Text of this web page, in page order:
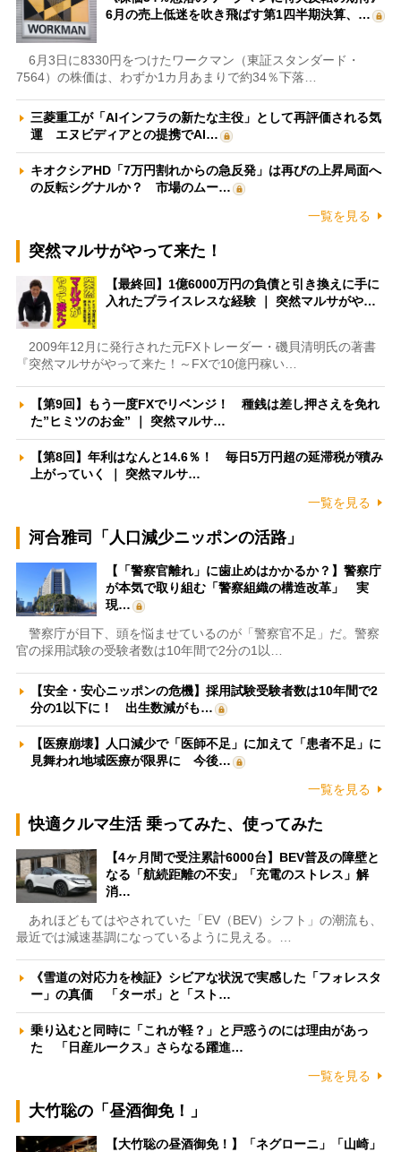
6月の売上低迷を吹き飛ばす第1四半期決算、…
6月3日に8330円をつけたワークマン（東証スタンダード・
7564）の株価は、わずか1カ月あまりで約34％下落…
三菱重工が「AIインフラの新たな主役」として再評価される気
運 エヌビディアとの提携でAI…
キオクシアHD「7万円割れからの急反発」は再びの上昇局面へ
の反転シグナルか？ 市場のムー…
一覧を見る
突然マルサがやって来た！
【最終回】1億6000万円の負債と引き換えに手に
入れたプライスレスな経験 ｜ 突然マルサがや…
2009年12月に発行された元FXトレーダー・磯貝清明氏の著書
『突然マルサがやって来た！～FXで10億円稼い…
【第9回】もう一度FXでリベンジ！ 種銭は差し押さえを免れ
た”ヒミツのお金” ｜ 突然マルサ…
【第8回】年利はなんと14.6％！ 毎日5万円超の延滞税が積み
上がっていく ｜ 突然マルサ…
一覧を見る
河合雅司「人口減少ニッポンの活路」
【「警察官離れ」に歯止めはかかるか？】警察庁
が本気で取り組む「警察組織の構造改革」 実
現…
警察庁が目下、頭を悩ませているのが「警察官不足」だ。警察
官の採用試験の受験者数は10年間で2分の1以…
【安全・安心ニッポンの危機】採用試験受験者数は10年間で2
分の1以下に！ 出生数減がも…
【医療崩壊】人口減少で「医師不足」に加えて「患者不足」に
見舞われ地域医療が限界に 今後…
一覧を見る
快適クルマ生活 乗ってみた、使ってみた
【4ヶ月間で受注累計6000台】BEV普及の障壁と
なる「航続距離の不安」「充電のストレス」解
消…
あれほどもてはやされていた「EV（BEV）シフト」の潮流も、
最近では減速基調になっているように見える。…
《雪道の対応力を検証》シビアな状況で実感した「フォレスタ
ー」の真価 「ターボ」と「スト…
乗り込むと同時に「これが軽？」と戸惑うのには理由があっ
た 「日産ルークス」さらなる躍進…
一覧を見る
大竹聡の「昼酒御免！」
【大竹聡の昼酒御免！】「ネグローニ」「山崎」